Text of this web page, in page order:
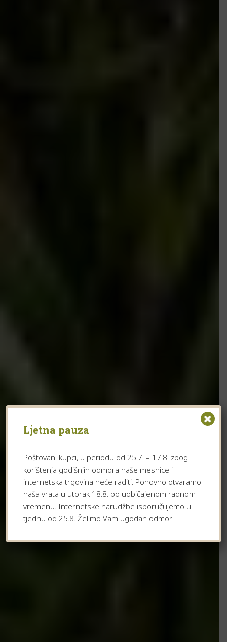
Ljetna pauza
Poštovani kupci, u periodu od 25.7. – 17.8. zbog
korištenja godišnjih odmora naše mesnice i
internetska trgovina neće raditi. Ponovno otvaramo
naša vrata u utorak 18.8. po uobičajenom radnom
vremenu. Internetske narudžbe isporučujemo u
tjednu od 25.8. Želimo Vam ugodan odmor!